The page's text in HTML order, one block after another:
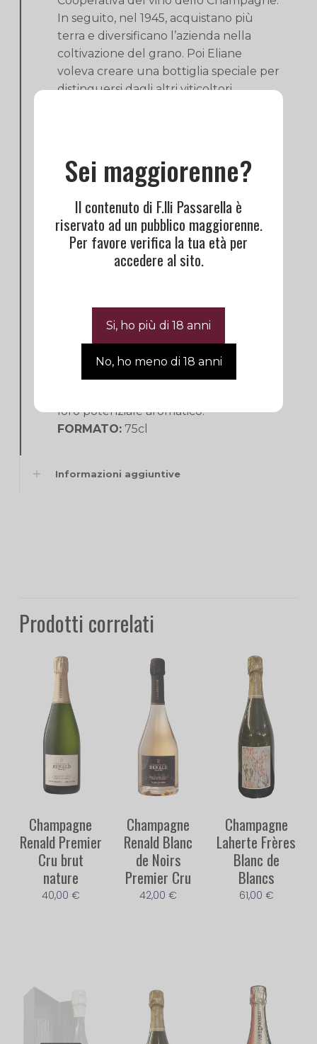
In seguito, nel 1945, acquistano più
terra e diversificano l’azienda nella
coltivazione del grano. Poi Eliane
voleva creare una bottiglia speciale per
distinguersi dagli altri viticoltori.
Oggi questo fiore è diventato il loro
emblema. Nel 2011 Vincent ha deciso di
DAUVERGNE” per rendere omaggio ai
suoi bisnonni.
SCHEDA TECNICA
VITIGNO:80% Pinot Noir, 20%
Chardonnay
VINIFICAZIONE:La fermentazione
alcolica viene poi condotta ad una
loro potenziale aromatico.
FORMATO: 75cl
Informazioni aggiuntive
Prodotti correlati
Champagne
Renald Premier
Cru brut
nature
40,00 €
Champagne
Renald Blanc
de Noirs
Premier Cru
42,00€
Champagne
Laherte Frères
Blanc de
Blancs
61,00 €
Sei maggiorenne?
Il contenuto di F.lli Passarella è
riservato ad un pubblico maggiorenne.
Per favore verifica la tua età per
accedere al sito.